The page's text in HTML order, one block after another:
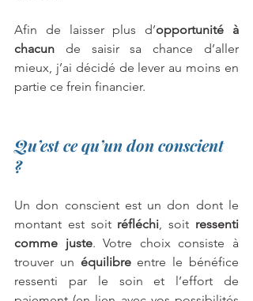
Afin de laisser plus d’opportunité à
chacun de saisir sa chance d’aller
mieux, j’ai décidé de lever au moins en
partie ce frein financier.
Qu’est ce qu’un don conscient
?
Un don conscient est un don dont le
montant est soit réfléchi , soit ressenti
comme juste. Votre choix consiste à
trouver un équilibre entre le bénéfice
ressenti par le soin et l’effort de